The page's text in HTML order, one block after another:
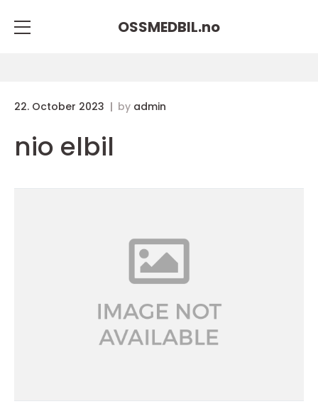
OSSMEDBIL.no
22. October 2023 by admin
nio elbil